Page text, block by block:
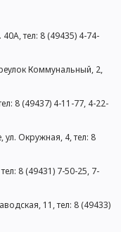
тел: 8 (49435) 4-74-
Коммунальный, 2,
8 (49437) 4-11-77, 4-22-
ул. Окружная, 4, тел: 8
8 (49431) 7-50-25, 7-
11, тел: 8 (49433)